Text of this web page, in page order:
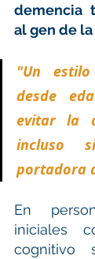
demencia
al gen de la
"Un
desde
evitar la
incluso
portadora
En
iniciales
cognitivo